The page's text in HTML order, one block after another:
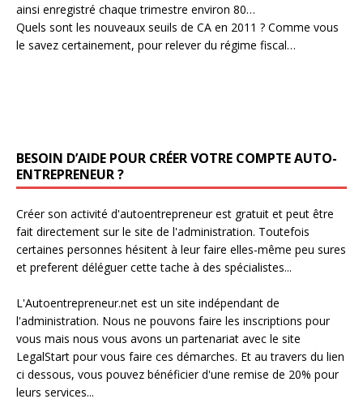
ainsi enregistré chaque trimestre environ 80…
Quels sont les nouveaux seuils de CA en 2011 ? Comme vous
le savez certainement, pour relever du régime fiscal…
BESOIN D’AIDE POUR CRÉER VOTRE COMPTE AUTO-
ENTREPRENEUR ?
Créer son activité d'autoentrepreneur est gratuit et peut être
fait directement sur le site de l'administration. Toutefois
certaines personnes hésitent à leur faire elles-même peu sures
et preferent déléguer cette tache à des spécialistes...
L'Autoentrepreneur.net est un site indépendant de
l'administration. Nous ne pouvons faire les inscriptions pour
vous mais nous vous avons un partenariat avec le site
LegalStart pour vous faire ces démarches. Et au travers du lien
ci dessous, vous pouvez bénéficier d'une remise de 20% pour
leurs services...